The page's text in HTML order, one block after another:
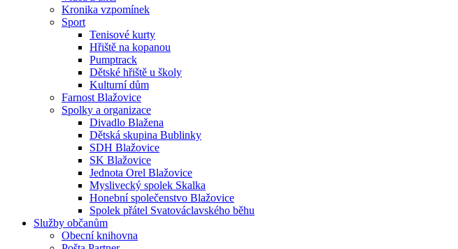
Kronika vzpomínek
Sport
Tenisové kurty
Hřiště na kopanou
Pumptrack
Dětské hřiště u školy
Kulturní dům
Farnost Blažovice
Spolky a organizace
Divadlo Blažena
Dětská skupina Bublinky
SDH Blažovice
SK Blažovice
Jednota Orel Blažovice
Myslivecký spolek Skalka
Honební společenstvo Blažovice
Spolek přátel Svatováclavského běhu
Služby občanům
Obecní knihovna